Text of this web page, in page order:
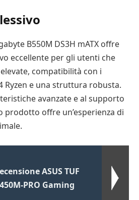
B550M DS3H mATX offre
eccellente per gli utenti che
compatibilità con i
Ryzen e una struttura robusta.
avanzate e al supporto
prodotto offre un’esperienza di
ASUS TUF
PRO Gaming